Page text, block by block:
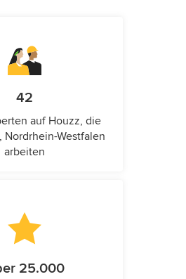
42
auf Houzz, die
Nordrhein-Westfalen
arbeiten
25.000